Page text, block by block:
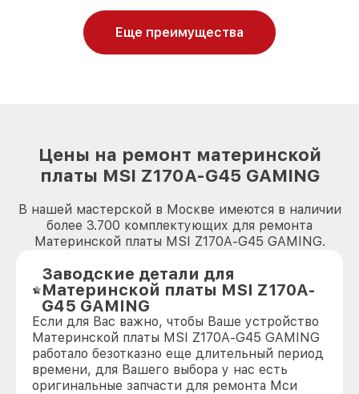
Еще преимущества
Цены на ремонт материнской
платы MSI Z170A-G45 GAMING
В нашей мастерской в Москве имеются в наличии
более 3.700 комплектующих для ремонта
Материнской платы MSI Z170A-G45 GAMING.
Заводские детали для
Материнской платы MSI Z170A-
G45 GAMING
Если для Вас важно, чтобы Ваше устройство
Материнской платы MSI Z170A-G45 GAMING
работало безотказно еще длительный период
времени, для Вашего выбора у нас есть
оригинальные запчасти для ремонта Мси